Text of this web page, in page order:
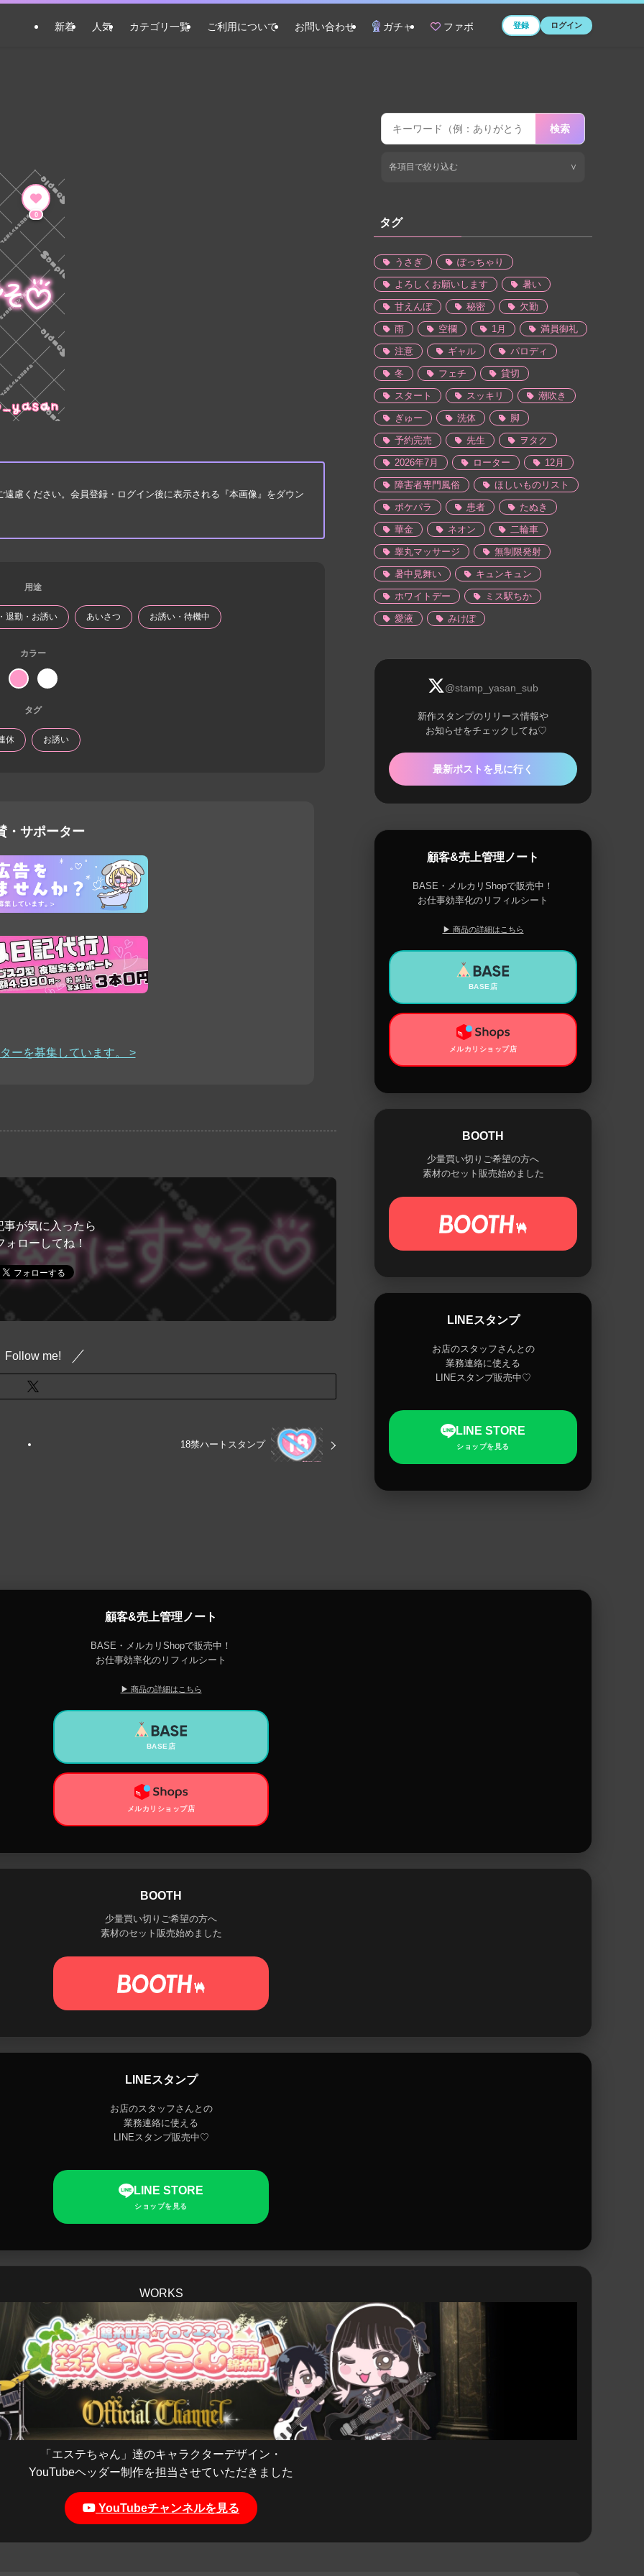
新着 人気 カテゴリ一覧 ご利用について お問い合わせ ガチャ ファボ 登録 ログイン
0
慮ください。会員登録・ログイン後に表示される『本画像』をダウン
用途
退勤・お誘い あいさつ お誘い・待機中
カラー
タグ
休 お誘い
・サポーター
ーを募集しています。 >
事が気に入ったら
ォローしてね！
Follow me!
18禁ハートスタンプ
検索
各項目で絞り込む ∨
タグ
うさぎ ぽっちゃり
よろしくお願いします 暑い
甘えんぼ 秘密 欠勤
雨 空欄 1月 満員御礼
注意 ギャル パロディ
冬 フェチ 貸切
スタート スッキリ 潮吹き
ぎゅー 洗体 脚
予約完売 先生 ヲタク
2026年7月 ローター 12月
障害者専門風俗 ほしいものリスト
ポケパラ 患者 たぬき
華金 ネオン 二輪車
睾丸マッサージ 無制限発射
暑中見舞い キュンキュン
ホワイトデー ミス駅ちか
愛液 みけぽ
@stamp_yasan_sub
新作スタンプのリリース情報や
お知らせをチェックしてね♡
最新ポストを見に行く
顧客&売上管理ノート
BASE・メルカリShopで販売中！
お仕事効率化のリフィルシート
▶ 商品の詳細はこちら
BASE店
メルカリショップ店
BOOTH
少量買い切りご希望の方へ
素材のセット販売始めました
LINEスタンプ
お店のスタッフさんとの
業務連絡に使える
LINEスタンプ販売中♡
LINE STORE
ショップを見る
顧客&売上管理ノート
BASE・メルカリShopで販売中！
お仕事効率化のリフィルシート
▶ 商品の詳細はこちら
BASE店
メルカリショップ店
BOOTH
少量買い切りご希望の方へ
素材のセット販売始めました
LINEスタンプ
お店のスタッフさんとの
業務連絡に使える
LINEスタンプ販売中♡
LINE STORE
ショップを見る
WORKS
「エステちゃん」達のキャラクターデザイン・
YouTubeヘッダー制作を担当させていただきました
YouTubeチャンネルを見る